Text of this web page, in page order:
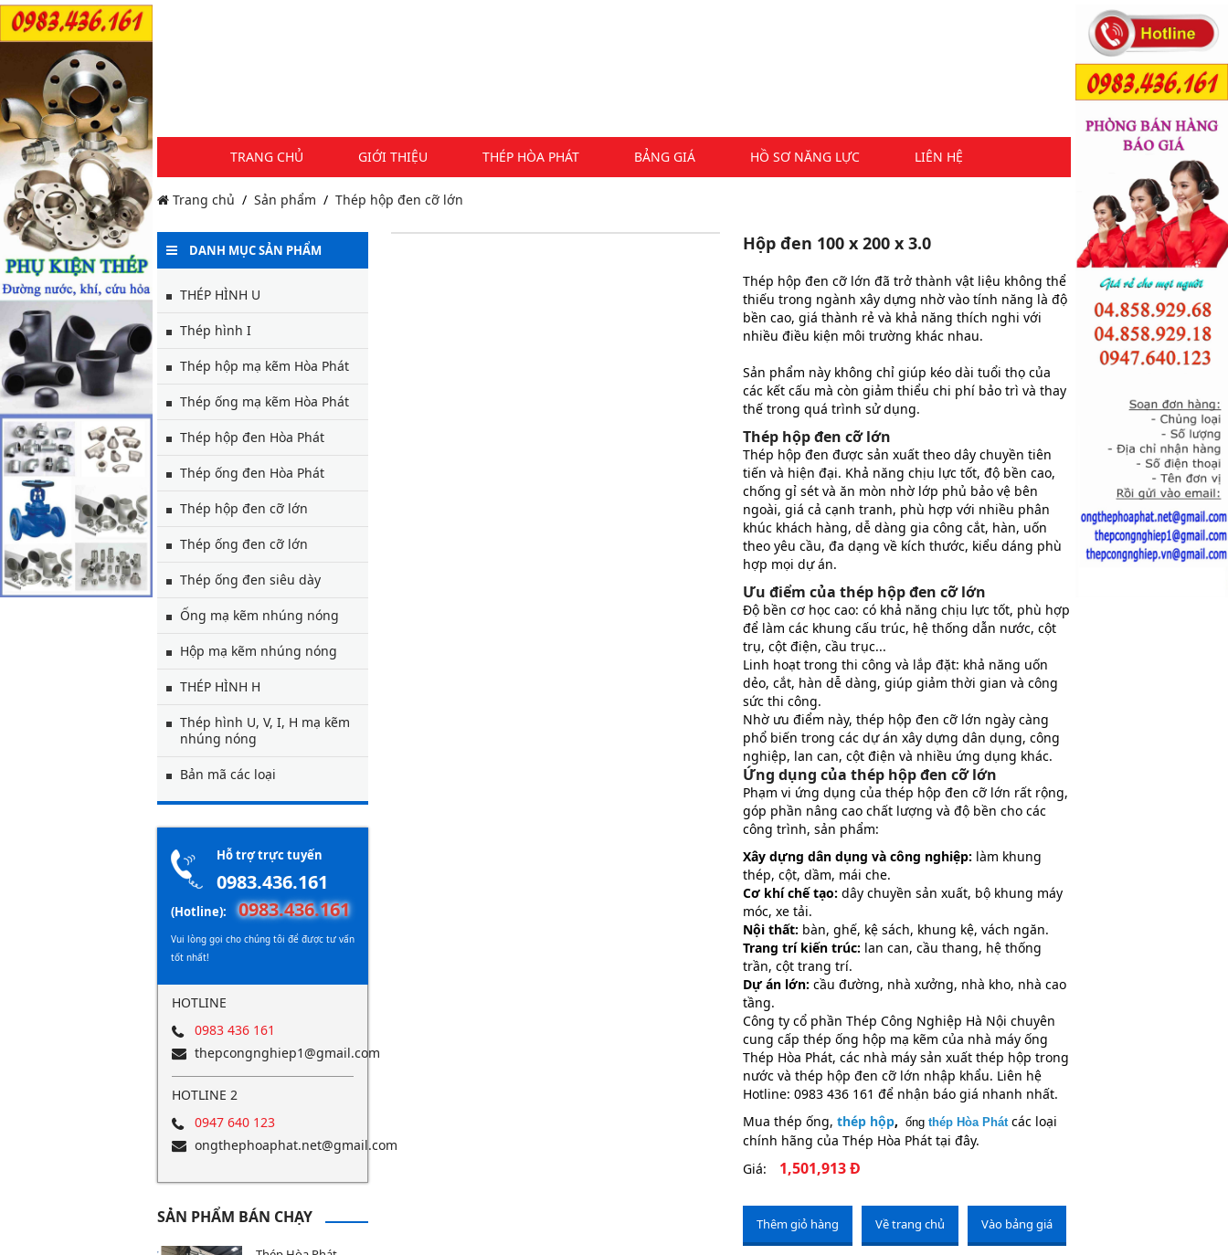
TRANG CHỦ GIỚI THIỆU THÉP HÒA PHÁT BẢNG GIÁ HỒ SƠ NĂNG LỰC LIÊN HỆ
Trang chủ Sản phẩm Thép hộp đen cỡ lớn
DANH MỤC SẢN PHẨM
THÉP HÌNH U
Thép hình I
Thép hộp mạ kẽm Hòa Phát
Thép ống mạ kẽm Hòa Phát
Thép hộp đen Hòa Phát
Thép ống đen Hòa Phát
Thép hộp đen cỡ lớn
Thép ống đen cỡ lớn
Thép ống đen siêu dày
Ống mạ kẽm nhúng nóng
Hộp mạ kẽm nhúng nóng
THÉP HÌNH H
Thép hình U, V, I, H mạ kẽm
nhúng nóng
Bản mã các loại
Hỗ trợ trực tuyến
0983.436.161
(Hotline): 0983.436.161
Vui lòng gọi cho chúng tôi để được tư vấn
tốt nhất!
HOTLINE
0983 436 161
thepcongnghiep1@gmail.com
HOTLINE 2
0947 640 123
ongthephoaphat.net@gmail.com
SẢN PHẨM BÁN CHẠY
Hộp đen 100 x 200 x 3.0
Thép hộp đen cỡ lớn đã trở thành vật liệu không thể
thiếu trong ngành xây dựng nhờ vào tính năng là độ
bền cao, giá thành rẻ và khả năng thích nghi với
nhiều điều kiện môi trường khác nhau.
Sản phẩm này không chỉ giúp kéo dài tuổi thọ của
các kết cấu mà còn giảm thiểu chi phí bảo trì và thay
thế trong quá trình sử dụng.
Thép hộp đen cỡ lớn
Thép hộp đen được sản xuất theo dây chuyền tiên
tiến và hiện đại. Khả năng chịu lực tốt, độ bền cao,
chống gỉ sét và ăn mòn nhờ lớp phủ bảo vệ bên
ngoài, giá cả cạnh tranh, phù hợp với nhiều phân
khúc khách hàng, dễ dàng gia công cắt, hàn, uốn
theo yêu cầu, đa dạng về kích thước, kiểu dáng phù
hợp mọi dự án.
Ưu điểm của thép hộp đen cỡ lớn
Độ bền cơ học cao: có khả năng chịu lực tốt, phù hợp
để làm các khung cấu trúc, hệ thống dẫn nước, cột
trụ, cột điện, cầu trục...
Linh hoạt trong thi công và lắp đặt: khả năng uốn
dẻo, cắt, hàn dễ dàng, giúp giảm thời gian và công
sức thi công.
Nhờ ưu điểm này, thép hộp đen cỡ lớn ngày càng
phổ biến trong các dự án xây dựng dân dụng, công
nghiệp, lan can, cột điện và nhiều ứng dụng khác.
Ứng dụng của thép hộp đen cỡ lớn
Phạm vi ứng dụng của thép hộp đen cỡ lớn rất rộng,
góp phần nâng cao chất lượng và độ bền cho các
công trình, sản phẩm:
Xây dựng dân dụng và công nghiệp: làm khung
thép, cột, dầm, mái che.
Cơ khí chế tạo: dây chuyền sản xuất, bộ khung máy
móc, xe tải.
Nội thất: bàn, ghế, kệ sách, khung kệ, vách ngăn.
Trang trí kiến trúc: lan can, cầu thang, hệ thống
trần, cột trang trí.
Dự án lớn: cầu đường, nhà xưởng, nhà kho, nhà cao
tầng.
Công ty cổ phần Thép Công Nghiệp Hà Nội chuyên
cung cấp thép ống hộp mạ kẽm của nhà máy ống
Thép Hòa Phát, các nhà máy sản xuất thép hộp trong
nước và thép hộp đen cỡ lớn nhập khẩu. Liên hệ
Hotline: 0983 436 161 để nhận báo giá nhanh nhất.
Mua thép ống, thép hộp, ống thép Hòa Phát các loại
chính hãng của Thép Hòa Phát tại đây.
Giá:
1,501,913 Đ
Thêm giỏ hàng Về trang chủ Vào bảng giá